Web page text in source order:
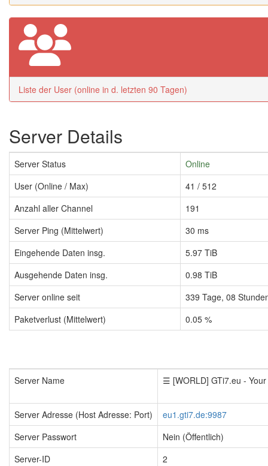
Liste der User (online in d. letzten 90 Tagen)
Server Details
Server Status
Online
User (Online / Max)
41 / 512
Anzahl aller Channel
191
Server Ping (Mittelwert)
30 ms
Eingehende Daten insg.
5.97 TiB
Ausgehende Daten insg.
0.98 TiB
Server online seit
339 Tage, 08
Paketverlust (Mittelwert)
0.05 %
Server Name ☰ [WORLD] GTi7.eu -
Server Adresse (Host Adresse: Port)
eu1.gti7.de:9987
Server Passwort
Nein (Öffentlich)
Server-ID
2